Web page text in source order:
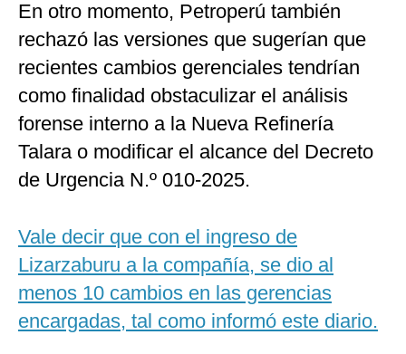
En otro momento, Petroperú también
rechazó las versiones que sugerían que
recientes cambios gerenciales tendrían
como finalidad obstaculizar el análisis
forense interno a la Nueva Refinería
Talara o modificar el alcance del Decreto
de Urgencia N.º 010-2025.
Vale decir que con el ingreso de
Lizarzaburu a la compañía, se dio al
menos 10 cambios en las gerencias
encargadas, tal como informó este diario.